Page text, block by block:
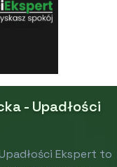
- Upadłości
Ekspert to